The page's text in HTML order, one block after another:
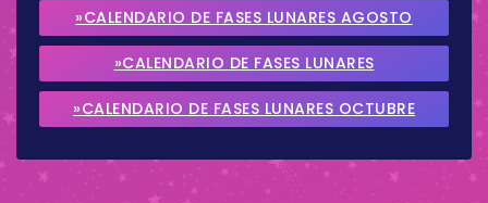
»CALENDARIO DE FASES LUNARES AGOSTO
2026
»CALENDARIO DE FASES LUNARES
SEPTIEMBRE 2026
»CALENDARIO DE FASES LUNARES OCTUBRE